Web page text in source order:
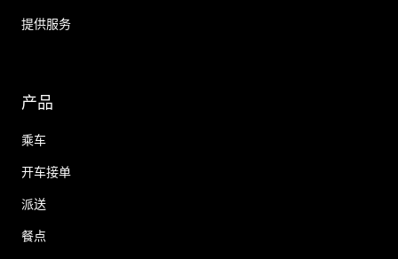
提供服务
产品
乘车
开车接单
派送
餐点